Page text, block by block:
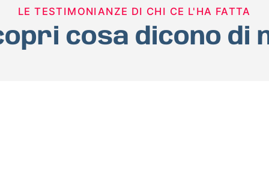
LE TESTIMONIANZE DI CHI CE L'HA FATTA
cosa dicono di